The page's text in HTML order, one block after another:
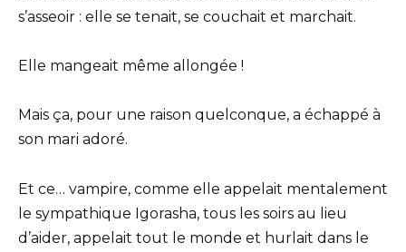
s’asseoir : elle se tenait, se couchait et marchait.
Elle mangeait même allongée !
Mais ça, pour une raison quelconque, a échappé à
son mari adoré.
Et ce… vampire, comme elle appelait mentalement
le sympathique Igorasha, tous les soirs au lieu
d’aider, appelait tout le monde et hurlait dans le